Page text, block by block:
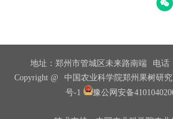
地址：郑州市管城区未来路南端
电话
Copyright @
中国农业科学院郑州果树研
号-1
豫公网安备